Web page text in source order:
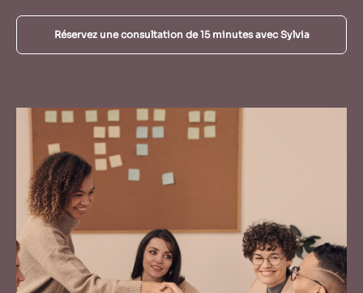
Réservez une consultation de 15 minutes avec Sylvia